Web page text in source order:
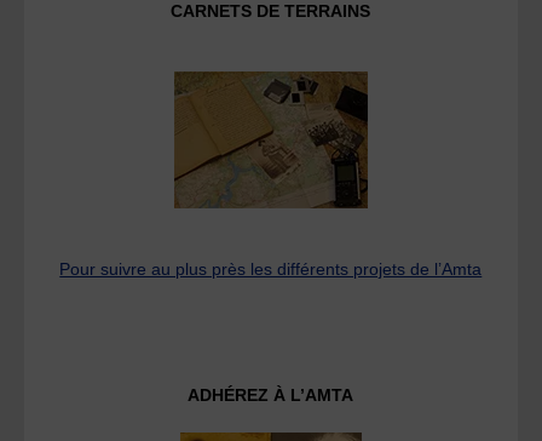
CARNETS DE TERRAINS
Pour suivre au plus près les différents projets de l’Amta
ADHÉREZ À L’AMTA